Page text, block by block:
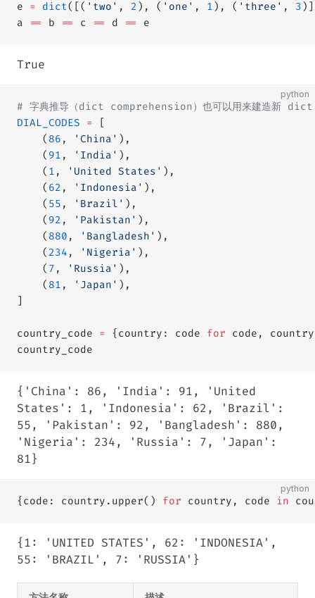
e = dict([( 'two' , 2 ), ( 'one' , 1 ), ( 'three' , 3
a
== b == c == d == e
True
python
# 字典推导（dict comprehension）也可以用来建造新 dict
DIAL_CODES =
[
    (
86 , 'China' ),
    (
91 , 'India' ),
    (
1 , 'United States' ),
    (
62 , 'Indonesia' ),
    (
55 , 'Brazil' ),
    (
92 , 'Pakistan' ),
    (
880 , 'Bangladesh' ),
    (
234 , 'Nigeria' ),
    (
7 , 'Russia' ),
    (
81 , 'Japan' ),
]
country_code = {country: code for code,
country_code
{'China': 86, 'India': 91, 'United
States': 1, 'Indonesia': 62, 'Brazil':
55, 'Pakistan': 92, 'Bangladesh': 880,
'Nigeria': 234, 'Russia': 7, 'Japan':
81}
python
{code: country.upper() for country, code in
{1: 'UNITED STATES', 62: 'INDONESIA',
55: 'BRAZIL', 7: 'RUSSIA'}